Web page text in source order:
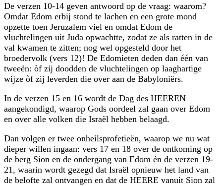
De verzen 10-14 geven antwoord op de vraag: waarom?
Omdat Edom erbij stond te lachen en een grote mond
opzette toen Jeruzalem viel en omdat Edom de
vluchtelingen uit Juda opwachtte, zodat ze als ratten in de
val kwamen te zitten; nog wel opgesteld door het
broedervolk (vers 12)! De Edomieten deden dan één van
tweeën: òf zij doodden de vluchtelingen op laaghartige
wijze òf zij leverden die over aan de Babyloniërs.
In de verzen 15 en 16 wordt de Dag des HEEREN
aangekondigd, waarop Gods oordeel zal gaan over Edom
en over alle volken die Israël hebben belaagd.
Dan volgen er twee onheilsprofetieën, waarop we nu wat
dieper willen ingaan: vers 17 en 18 over de ontkoming op
de berg Sion en de ondergang van Edom én de verzen 19-
21, waarin wordt gezegd dat Israël opnieuw het land van
de belofte zal ontvangen en dat de HEERE vanuit Sion zal